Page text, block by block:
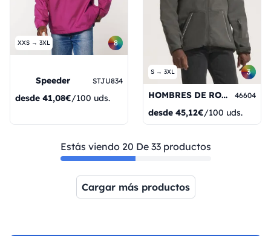
XXS → 3XL 8
Speeder STJU834
desde 41,08€/100 uds.
S → 3XL 3
HOMBRES DE ROCK 46604
desde 45,12€/100 uds.
Estás viendo 20 De 33 productos
Cargar más productos